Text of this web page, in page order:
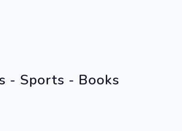
- Sports - Books